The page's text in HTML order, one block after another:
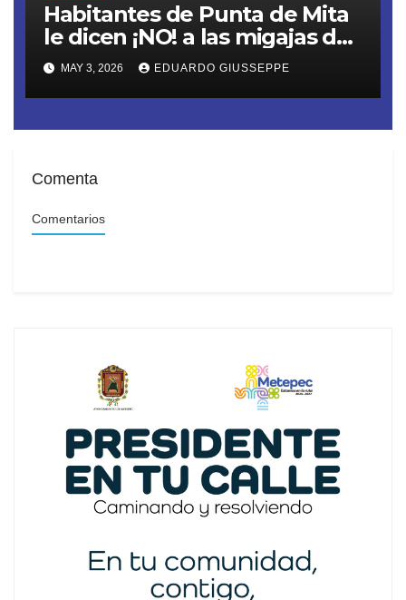
Habitantes de Punta de Mita
le dicen ¡NO! a las migajas de
Grupo DINE. La empresa
construye un muro ilegal en
Playa Las Cocinas,
destruyendo nidos de
extinción
MAY 3, 2026 EDUARDO GIUSSEPPE
Comenta
Comentarios